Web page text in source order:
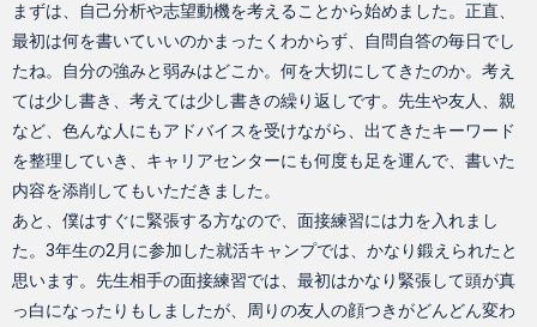
まずは、自己分析や志望動機を考えることから始めました。正直、
最初は何を書いていいのかまったくわからず、自問自答の毎日でし
たね。自分の強みと弱みはどこか。何を大切にしてきたのか。考え
ては少し書き、考えては少し書きの繰り返しです。先生や友人、親
など、色んな人にもアドバイスを受けながら、出てきたキーワード
を整理していき、キャリアセンターにも何度も足を運んで、書いた
内容を添削してもいただきました。
あと、僕はすぐに緊張する方なので、面接練習には力を入れまし
た。3年生の2月に参加した就活キャンプでは、かなり鍛えられたと
思います。先生相手の面接練習では、最初はかなり緊張して頭が真
っ白になったりもしましたが、周りの友人の顔つきがどんどん変わ